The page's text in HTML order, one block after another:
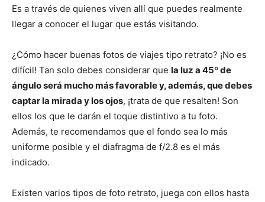
Es a través de quienes viven allí que puedes realmente
llegar a conocer el lugar que estás visitando.
¿Cómo hacer buenas fotos de viajes tipo retrato? ¡No es
difícil! Tan solo debes considerar que la luz a 45º de
ángulo será mucho más favorable y, además, que debes
captar la mirada y los ojos, ¡trata de que resalten! Son
ellos los que le darán el toque distintivo a tu foto.
Además, te recomendamos que el fondo sea lo más
uniforme posible y el diafragma de f/2.8 es el más
indicado.
Existen varios tipos de foto retrato, juega con ellos hasta